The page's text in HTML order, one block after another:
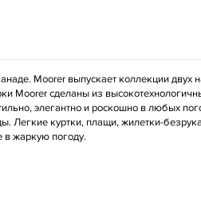
Moorer выпускает коллекции двух
Moorer сделаны из
элегантно и роскошно в любых
Легкие куртки, плащи, жилетки-
в жаркую погоду.